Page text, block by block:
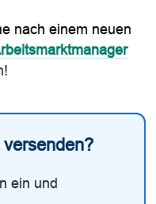
nach einem neuen
ein und